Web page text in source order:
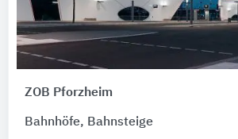
ZOB Pforzheim
Bahnhöfe, Bahnsteige